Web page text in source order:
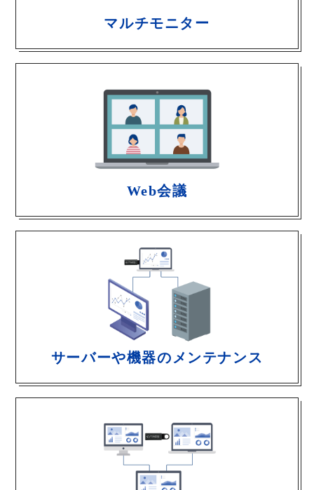
マルチモニター
Web会議
サーバーや機器のメンテナンス